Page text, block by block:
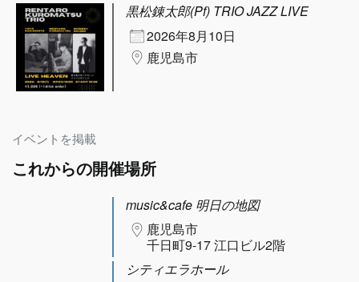
黒松錬太郎(Pf) TRIO JAZZ LIVE
2026年8月10日
鹿児島市
イベントを掲載
これからの開催場所
music&cafe 明日の地図
鹿児島市
千日町9-17 江口ビル2階
シティエラホール